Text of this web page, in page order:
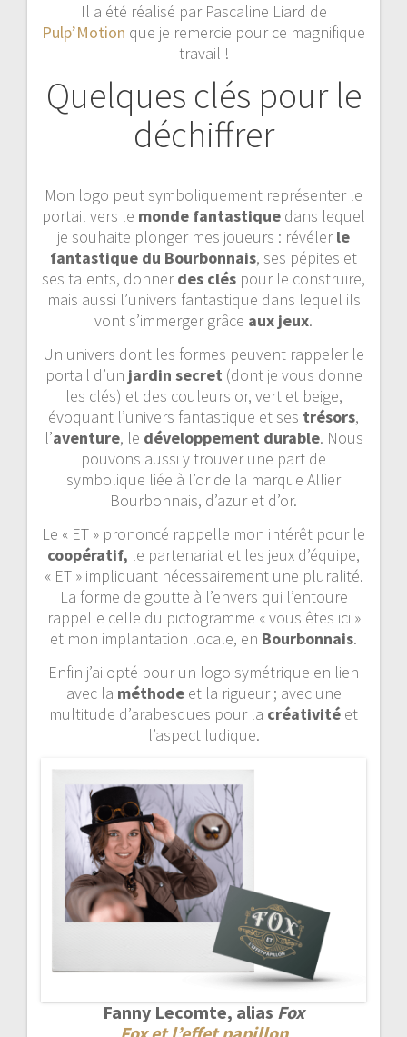
Il a été réalisé par Pascaline Liard de
Pulp’Motion que je remercie pour ce magnifique
travail !
Quelques clés pour le
déchiffrer
Mon logo peut symboliquement représenter le
portail vers le monde fantastique dans lequel
je souhaite plonger mes joueurs : révélerle
fantastique du Bourbonnais, ses pépites et
ses talents, donnerdes clés pour le construire,
mais aussi l’univers fantastique dans lequel ils
vont s’immerger grâce aux jeux.
Un univers dont les formes peuvent rappeler le
portail d’un jardin secret (dont je vous donne
les clés) et des couleurs or, vert et beige,
évoquant l’univers fantastique et ses trésors,
l’aventure, le développement durable. Nous
pouvons aussi y trouver une part de
symbolique liée à l’or de la marque Allier
Bourbonnais, d’azur et d’or.
Le « ET » prononcé rappelle mon intérêt pour le
coopératif, le partenariat et les jeux d’équipe,
« ET » impliquant nécessairement une pluralité.
La forme de goutte à l’envers qui l’entoure
rappelle celle du pictogramme « vous êtes ici »
et mon implantation locale, en Bourbonnais.
Enfin j’ai opté pour un logo symétrique en lien
avec la méthodeet la rigueur ; avec une
multitude d’arabesques pour la créativité et
l’aspect ludique.
Fanny Lecomte, alias Fox